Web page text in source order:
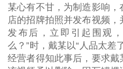
某心有不甘，为制造影响
店的招牌拍照并发布视频
发布后，立即引起围观
么？”时，戴某以“人品太差
经营者得知此事后，要求